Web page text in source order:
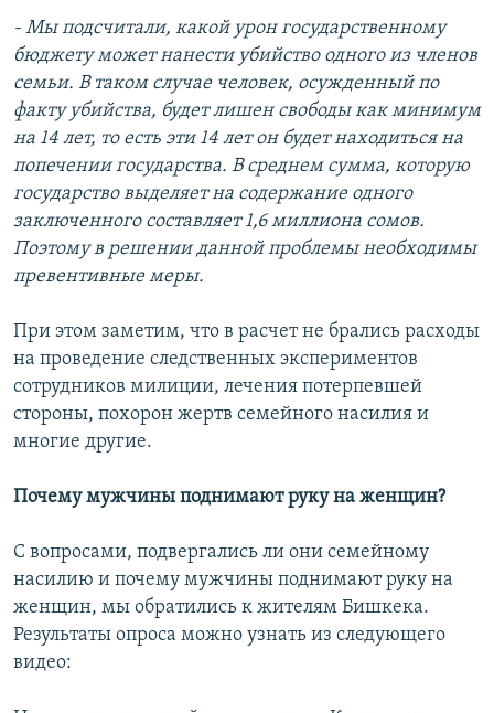
- Мы подсчитали, какой урон государственному
бюджету может нанести убийство одного из членов
семьи. В таком случае человек, осужденный по
факту убийства, будет лишен свободы как минимум
на 14 лет, то есть эти 14 лет он будет находиться на
попечении государства. В среднем сумма, которую
государство выделяет на содержание одного
заключенного составляет 1,6 миллиона сомов.
Поэтому в решении данной проблемы необходимы
превентивные меры.
При этом заметим, что в расчет не брались расходы
на проведение следственных экспериментов
сотрудников милиции, лечения потерпевшей
стороны, похорон жертв семейного насилия и
многие другие.
Почему мужчины поднимают руку на женщин?
С вопросами, подвергались ли они семейному
насилию и почему мужчины поднимают руку на
женщин, мы обратились к жителям Бишкека.
Результаты опроса можно узнать из следующего
видео: